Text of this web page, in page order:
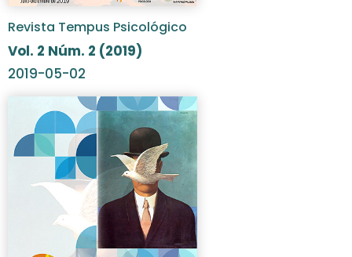
Revista Tempus Psicológico
Vol. 2 Núm. 2 (2019)
2019-05-02